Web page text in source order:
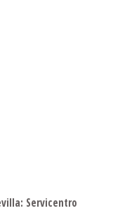
Servicentro